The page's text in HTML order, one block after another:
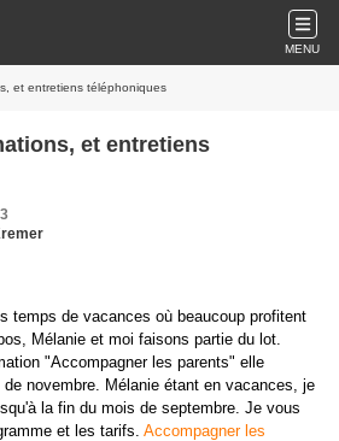
MENU
et entretiens téléphoniques
et entretiens
temps de vacances où beaucoup profitent
Mélanie et moi faisons partie du lot.
"Accompagner les parents" elle
novembre. Mélanie étant en vacances, je
la fin du mois de septembre. Je vous
et les tarifs. Accompagner les